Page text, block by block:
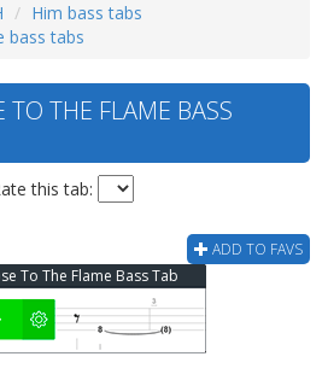
Him bass tabs
bass tabs
THE FLAME BASS
this tab:
ADD TO FAVS
To The Flame Bass Tab